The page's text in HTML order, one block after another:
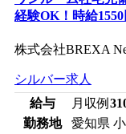
経験OK！時給1550
株式会社BREXA
シルバー求人
給与
月収例
勤務地
愛知県